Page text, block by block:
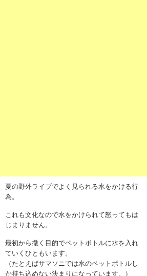
夏の野外ライブでよく見られる水をかける行
為。
これも文化なので水をかけられて怒ってもは
じまりません。
最初から撒く目的でペットボトルに水を入れ
ていくひともいます。
（たとえばサマソニでは水のペットボトルし
か持ち込めない決まりになっています。）